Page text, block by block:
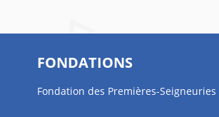
FONDATIONS
Fondation des Premières-Seigneuries